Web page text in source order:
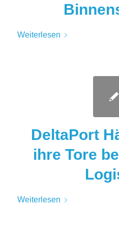
Weiterlesen
DeltaPort
ihre Tore
Weiterlesen